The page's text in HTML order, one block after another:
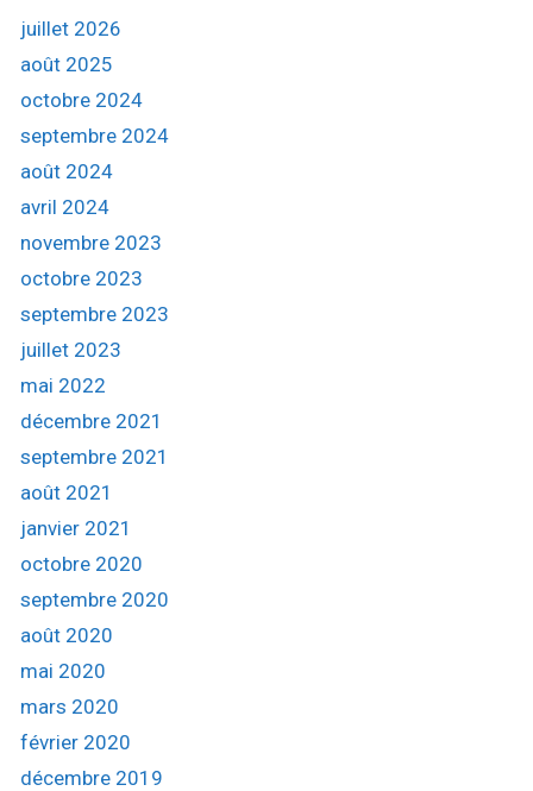
c
r
:
juillet 2026
août 2025
octobre 2024
septembre 2024
août 2024
avril 2024
novembre 2023
octobre 2023
septembre 2023
juillet 2023
mai 2022
décembre 2021
septembre 2021
août 2021
janvier 2021
octobre 2020
septembre 2020
août 2020
mai 2020
mars 2020
février 2020
décembre 2019